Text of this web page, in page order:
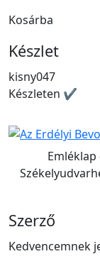
Kosárba
Készlet
kisny047
Készleten ✔
Emléklap
Szerző
Kedvencemnek